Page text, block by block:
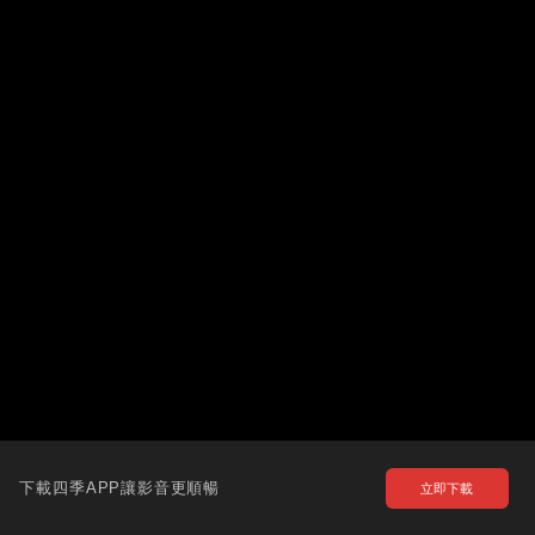
下載四季APP讓影音更順暢 立即下載